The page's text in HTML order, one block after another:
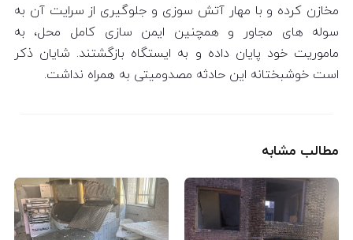
مخازن کرده و با مهار آتش سوزی و جلوگیری از سرایت آن به
سوله های مجاور و همچنین ایمن سازی کامل محل، به
ماموریت خود پایان داده و به ایستگاه بازگشتند. شایان ذکر
است خوشبختانه این حادثه مصدومیتی به همراه نداشت.
مطالب مشابه